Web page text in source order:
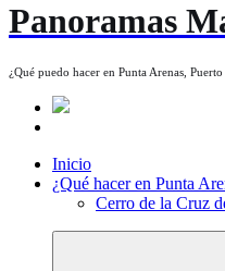
Panoramas
¿Qué puedo hacer en Punta Arenas,
Inicio
¿Qué hacer en Punta
Cerro de la Cruz